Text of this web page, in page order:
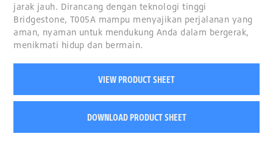
jarak jauh. Dirancang dengan teknologi tinggi
Bridgestone, T005A mampu menyajikan perjalanan yang
aman, nyaman untuk mendukung Anda dalam bergerak,
menikmati hidup dan bermain.
VIEW PRODUCT SHEET
DOWNLOAD PRODUCT SHEET